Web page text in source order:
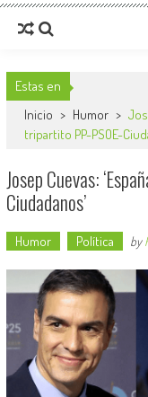
Estas en
Inicio > Humor >
tripartito PP-PSOE-
Josep Cuevas:
Ciudadanos’
Humor Política by